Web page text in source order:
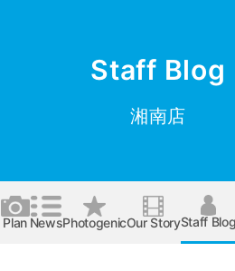
Staff Blog
湘南店
Plan NewsPhotogenicOur StoryStaff Blog